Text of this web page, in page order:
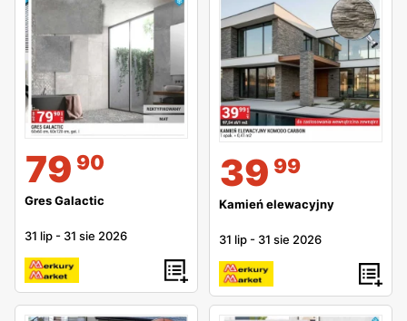
79 90
Gres Galactic
31 lip - 31 sie 2026
39 99
Kamień elewacyjny
31 lip - 31 sie 2026